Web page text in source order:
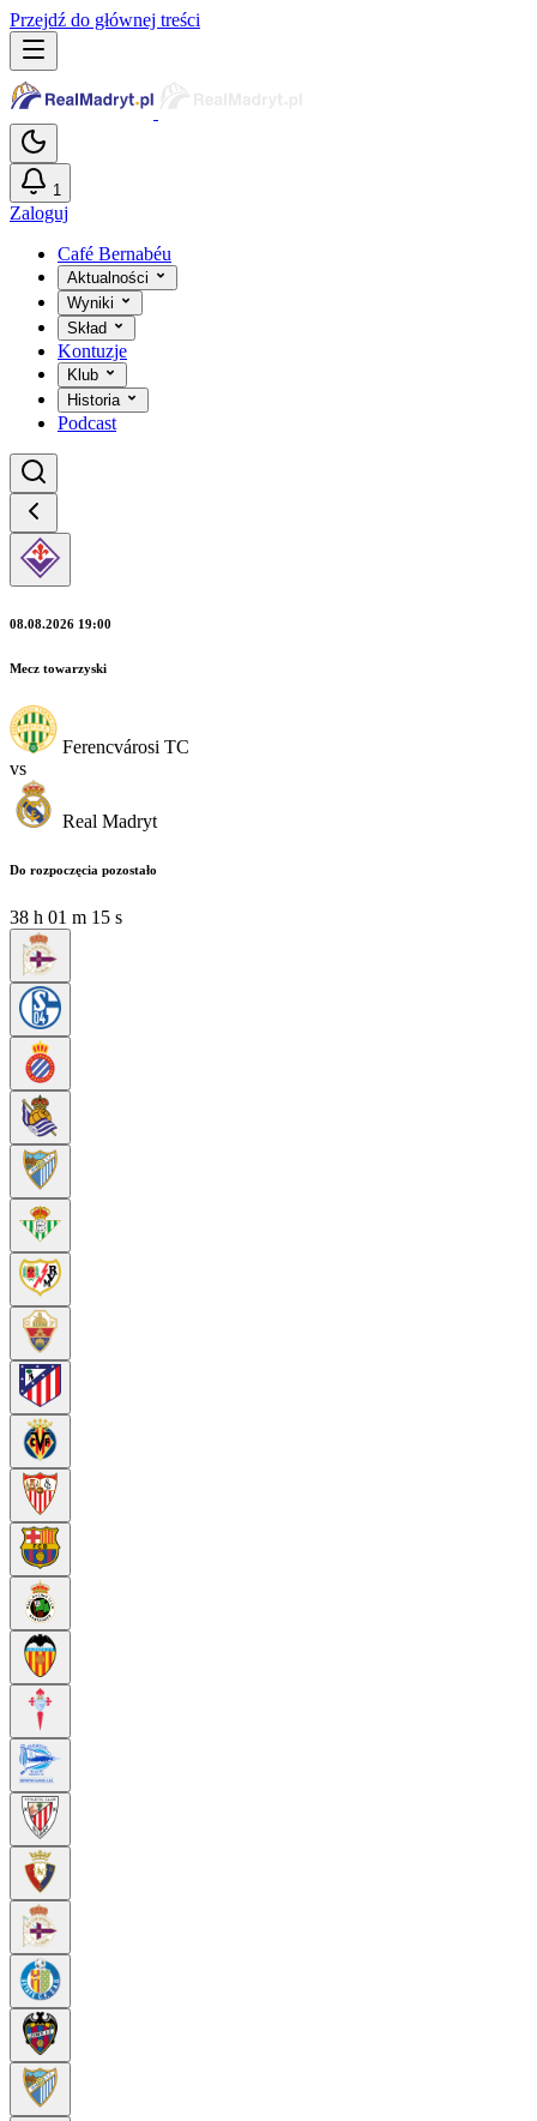
Przejdź do głównej treści
1
Zaloguj
Café Bernabéu
Aktualności
Wyniki
Skład
Kontuzje
Klub
Historia
Podcast
08.08.2026 19:00
Mecz towarzyski
Ferencvárosi TC
vs
Real Madryt
Do rozpoczęcia pozostało
38 h 01 m 15 s